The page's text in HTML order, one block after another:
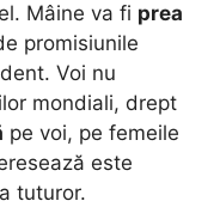
Mâine va fi prea
promisiunile
Voi nu
mondiali, drept
pe voi, pe femeile
este
tuturor.